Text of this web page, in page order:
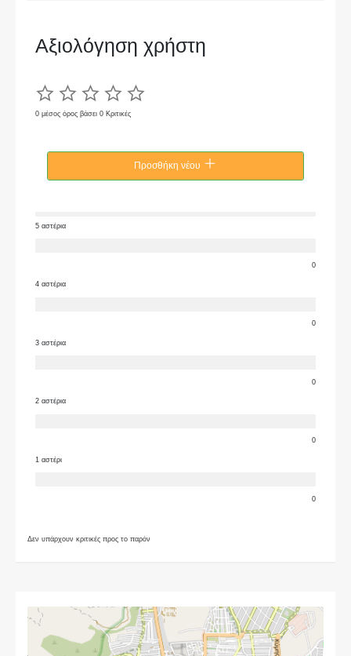
Αξιολόγηση χρήστη
0 μέσος όρος βάσει 0 Κριτικές
Προσθήκη νέου
5 αστέρια
0
4 αστέρια
0
3 αστέρια
0
2 αστέρια
0
1 αστέρι
0
Δεν υπάρχουν κριτικές προς το παρόν